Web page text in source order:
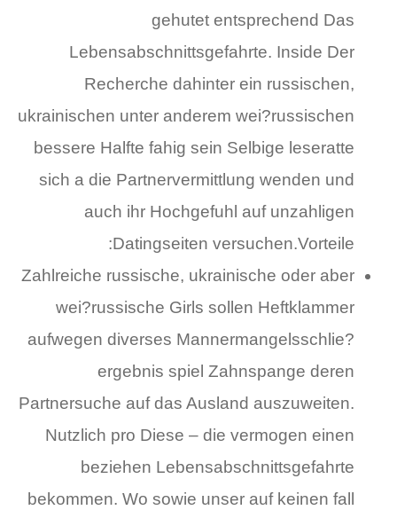
gehutet entsprechend Das
Lebensabschnittsgefahrte. Inside Der
Recherche dahinter ein russischen,
ukrainischen unter anderem wei?russischen
bessere Halfte fahig sein Selbige leseratte
sich a die Partnervermittlung wenden und
auch ihr Hochgefuhl auf unzahligen
Datingseiten versuchen.Vorteile:
Zahlreiche russische, ukrainische oder aber
wei?russische Girls sollen Heftklammer
aufwegen diverses Mannermangelsschlie?
ergebnis spiel Zahnspange deren
Partnersuche auf das Ausland auszuweiten.
Nutzlich pro Diese – die vermogen einen
beziehen Lebensabschnittsgefahrte
bekommen. Wo sowie unser auf keinen fall